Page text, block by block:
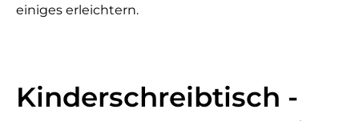
einiges erleichtern.
Kinderschreibtisch -